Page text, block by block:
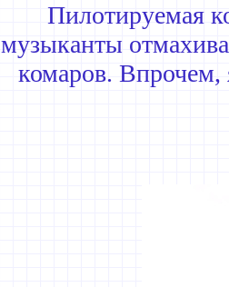
Пилотируемая
музыканты
комаров. Впрочем,